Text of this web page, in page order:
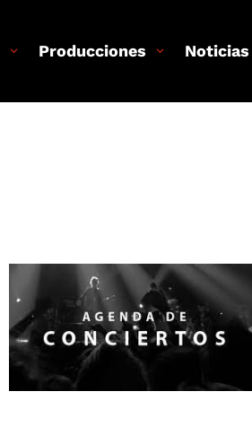
Producciones Noticias